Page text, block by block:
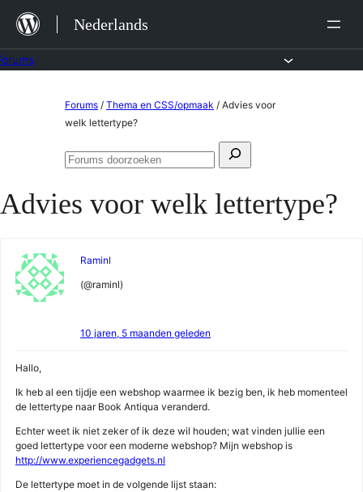
naar
de
Nederlands
Forums / Thema en CSS/opmaak / Advies voor
welk lettertype?
Zoeken
Forums
Advies voor welk lettertype?
Raminl
(@raminl)
10 jaren, 5 maanden geleden
Hallo,
Ik heb al een tijdje een webshop waarmee ik bezig ben, ik heb momenteel
de lettertype naar Book Antiqua veranderd.
Echter weet ik niet zeker of ik deze wil houden; wat vinden jullie een
goed lettertype voor een moderne webshop? Mijn webshop is
http://www.experiencegadgets.nl
De lettertype moet in de volgende lijst staan: